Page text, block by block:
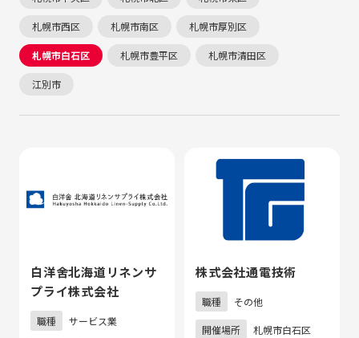
札幌市西区 札幌市南区 札幌市厚別区
札幌市白石区 札幌市豊平区 札幌市清田区
江別市
白洋舍北海道リネンサ
プライ株式会社
職種 サービス業
株式会社通電技術
職種 その他
開催場所 札幌市白石区